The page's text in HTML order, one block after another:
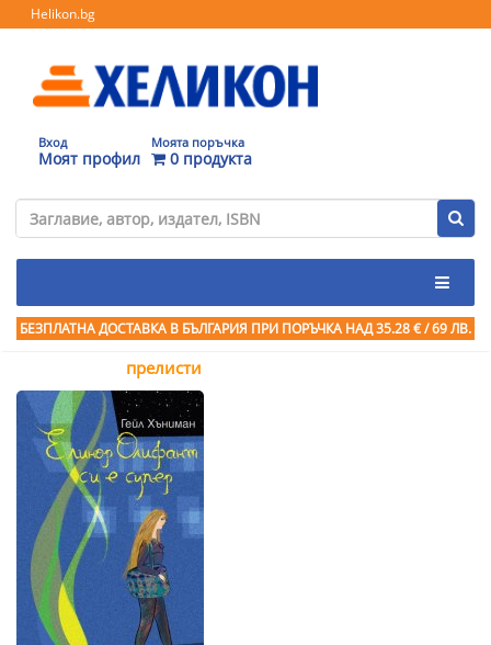
Helikon.bg
Вход
Моят профил
Моята поръчка
0 продукта
БЕЗПЛАТНА ДОСТАВКА В БЪЛГАРИЯ ПРИ ПОРЪЧКА НАД 35.28 € / 69 ЛВ.
прелисти